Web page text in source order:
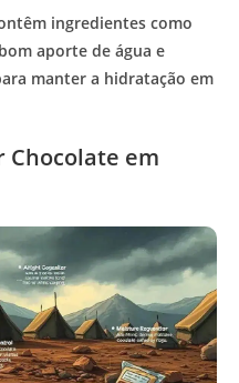
ingredientes como
aporte de água e
manter a hidratação em
Chocolate em